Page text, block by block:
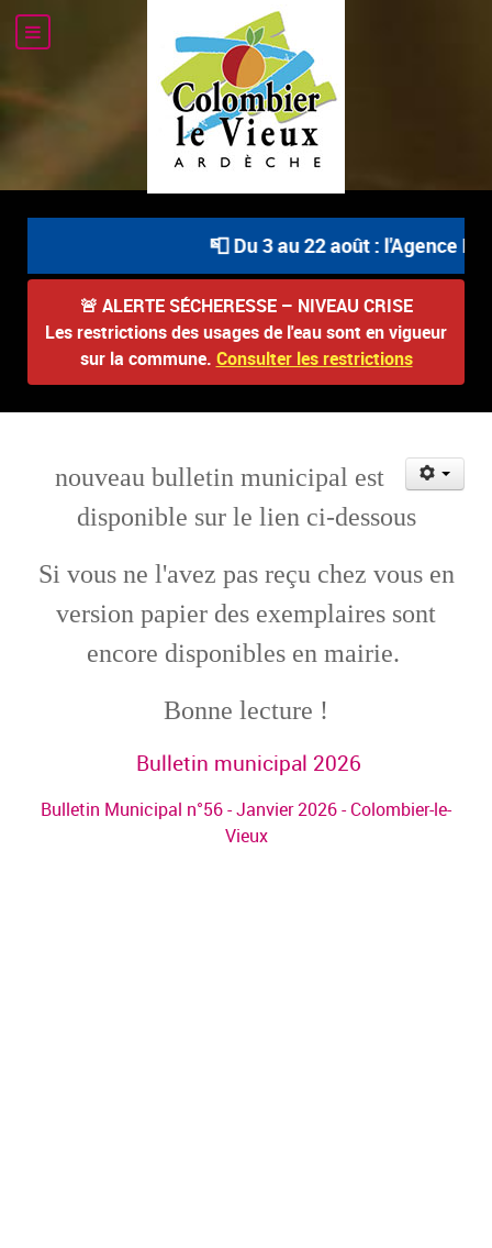
📮 Du 3 au 22 août : l'Agence
🚨 ALERTE SÉCHERESSE – NIVEAU CRISE
Les restrictions des usages de l'eau sont en vigueur
sur la commune. Consulter les restrictions
nouveau bulletin municipal est
disponible sur le lien ci-dessous
Si vous ne l'avez pas reçu chez vous en
version papier des exemplaires sont
encore disponibles en mairie.
Bonne lecture !
Bulletin municipal 2026
Bulletin Municipal n°56 - Janvier 2026 - Colombier-le-
Vieux